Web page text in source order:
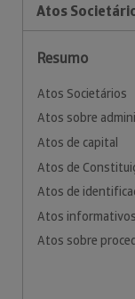
Atos
Resumo
Atos Societários
Atos sobre
Atos de capital
Atos de
Atos de
Atos informativos
Atos sobre